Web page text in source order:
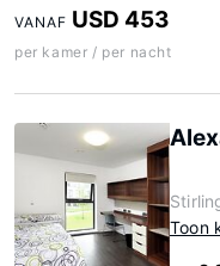
VANAF USD 453
per kamer / per nacht
Toon